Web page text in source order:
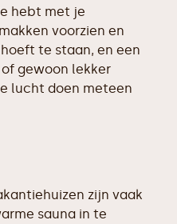
hebt met je
voorzien en
te staan, en een
gewoon lekker
lucht doen meteen
zijn vaak
sauna in te